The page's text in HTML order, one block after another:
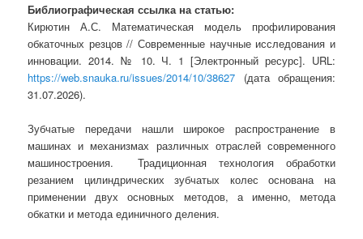
Библиографическая ссылка на статью:
Кирютин А.С. Математическая модель профилирования
обкаточных резцов // Современные научные исследования и
инновации. 2014. № 10. Ч. 1 [Электронный ресурс]. URL:
https://web.snauka.ru/issues/2014/10/38627 (дата обращения:
31.07.2026).
Зубчатые передачи нашли широкое распространение в
машинах и механизмах различных отраслей современного
машиностроения. Традиционная технология обработки
резанием цилиндрических зубчатых колес основана на
применении двух основных методов, а именно, метода
обкатки и метода единичного деления.